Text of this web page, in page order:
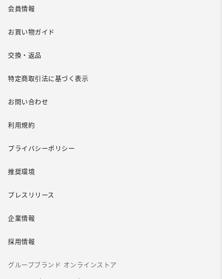
会員情報
お買い物ガイド
交換・返品
特定商取引法に基づく表示
お問い合わせ
利用規約
プライバシーポリシー
推奨環境
プレスリリース
企業情報
採用情報
グループブランド オンラインストア